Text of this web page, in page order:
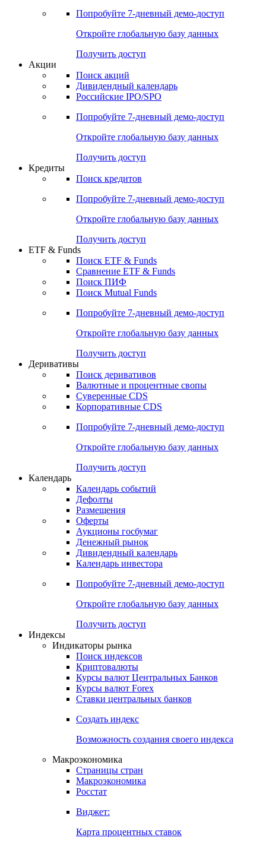
Попробуйте 7-дневный демо-доступ
Откройте глобальную базу данных
Получить доступ
Акции
Поиск акций
Дивидендный календарь
Российские IPO/SPO
Попробуйте 7-дневный демо-доступ
Откройте глобальную базу данных
Получить доступ
Кредиты
Поиск кредитов
Попробуйте 7-дневный демо-доступ
Откройте глобальную базу данных
Получить доступ
ETF & Funds
Поиск ETF & Funds
Сравнение ETF & Funds
Поиск ПИФ
Поиск Mutual Funds
Попробуйте 7-дневный демо-доступ
Откройте глобальную базу данных
Получить доступ
Деривативы
Поиск деривативов
Валютные и процентные свопы
Суверенные CDS
Корпоративные CDS
Попробуйте 7-дневный демо-доступ
Откройте глобальную базу данных
Получить доступ
Календарь
Календарь событий
Дефолты
Размещения
Оферты
Аукционы госбумаг
Денежный рынок
Дивидендный календарь
Календарь инвестора
Попробуйте 7-дневный демо-доступ
Откройте глобальную базу данных
Получить доступ
Индексы
Индикаторы рынка
Поиск индексов
Криптовалюты
Курсы валют Центральных Банков
Курсы валют Forex
Ставки центральных банков
Создать индекс
Возможность создания своего индекса
Макроэкономика
Страницы стран
Макроэкономика
Росстат
Виджет:
Карта процентных ставок